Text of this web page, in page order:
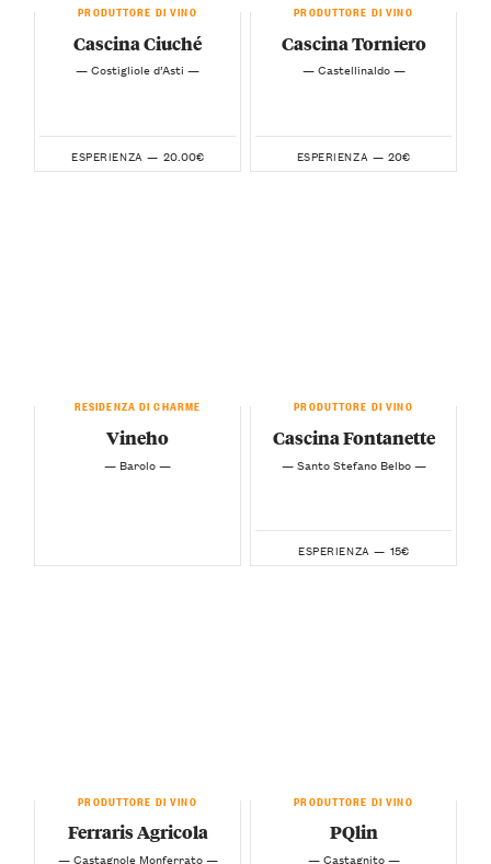
PRODUTTORE DI VINO
Cascina Ciuché
— Costigliole d’Asti —
ESPERIENZA — 20.00€
PRODUTTORE DI VINO
Cascina Torniero
— Castellinaldo —
ESPERIENZA — 20€
RESIDENZA DI CHARME
Vineho
— Barolo —
PRODUTTORE DI VINO
Cascina Fontanette
— Santo Stefano Belbo —
ESPERIENZA — 15€
PRODUTTORE DI VINO
Ferraris Agricola
— Castagnole Monferrato —
PRODUTTORE DI VINO
PQlin
— Castagnito —